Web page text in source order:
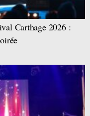
Carthage 2026 :